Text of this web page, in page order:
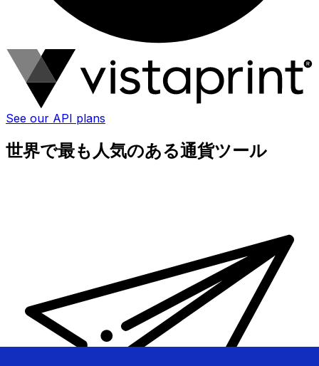
See our API plans
世界で最も人気のある通貨ツール